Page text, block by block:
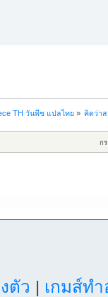
TH วันพีช แปลไทย» คิดว่าส
ก
ตัว | เกมส์ท